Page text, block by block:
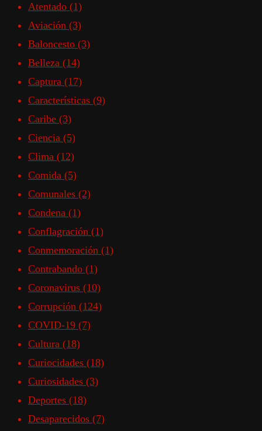
Atentado (1)
Aviación (3)
Baloncesto (3)
Belleza (14)
Captura (17)
Características (9)
Caribe (3)
Ciencia (5)
Clima (12)
Comida (5)
Comunales (2)
Condena (1)
Conflagración (1)
Conmemoración (1)
Contrabando (1)
Coronavirus (10)
Corrupción (124)
COVID-19 (7)
Cultura (18)
Curiocidades (18)
Curiosidades (3)
Deportes (18)
Desaparecidos (7)